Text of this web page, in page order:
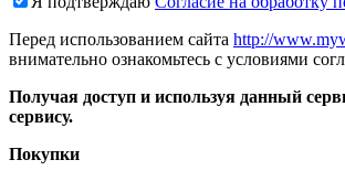
Перед использованием сайта http://
внимательно ознакомьтесь с условиями
Получая доступ и используя данный
сервису.
Покупки